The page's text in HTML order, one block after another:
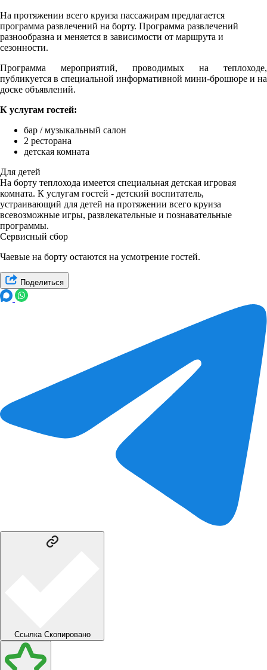
На протяжении всего круиза пассажирам предлагается
программа развлечений на борту. Программа развлечений
разнообразна и меняется в зависимости от маршрута и
сезонности.
Программа мероприятий, проводимых на теплоходе,
публикуется в специальной информативной мини-брошюре и на
доске объявлений.
К услугам гостей:
бар / музыкальный салон
2 ресторана
детская комната
Для детей
На борту теплохода имеется специальная детская игровая
комната. К услугам гостей - детский воспитатель,
устраивающий для детей на протяжении всего круиза
всевозможные игры, развлекательные и познавательные
программы.
Сервисный сбор
Чаевые на борту остаются на усмотрение гостей.
Поделиться
Ссылка Скопировано